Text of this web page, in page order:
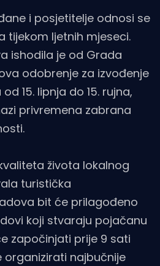
i posjetitelje odnosi se
tijekom ljetnih mjeseci.
ishodila je od Grada
odobrenje za izvođenje
15. lipnja do 15. rujna,
privremena zabrana
života lokalnog
turistička
bit će prilagođeno
koji stvaraju pojačanu
započinjati prije 9 sati
organizirati najbučnije